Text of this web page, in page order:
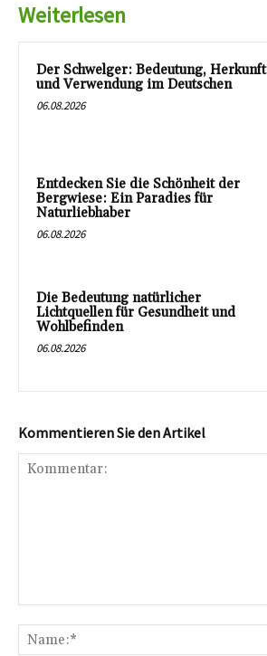
Weiterlesen
Der Schwelger: Bedeutung, Herkunft
und Verwendung im Deutschen
06.08.2026
Entdecken Sie die Schönheit der
Bergwiese: Ein Paradies für
Naturliebhaber
06.08.2026
Die Bedeutung natürlicher
Lichtquellen für Gesundheit und
Wohlbefinden
06.08.2026
Kommentieren Sie den Artikel